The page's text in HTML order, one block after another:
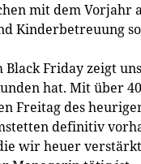
mit dem Vorjahr
Kinderbetreuung
Friday zeigt
hat. Mit über
Freitag des
definitiv
wir heuer